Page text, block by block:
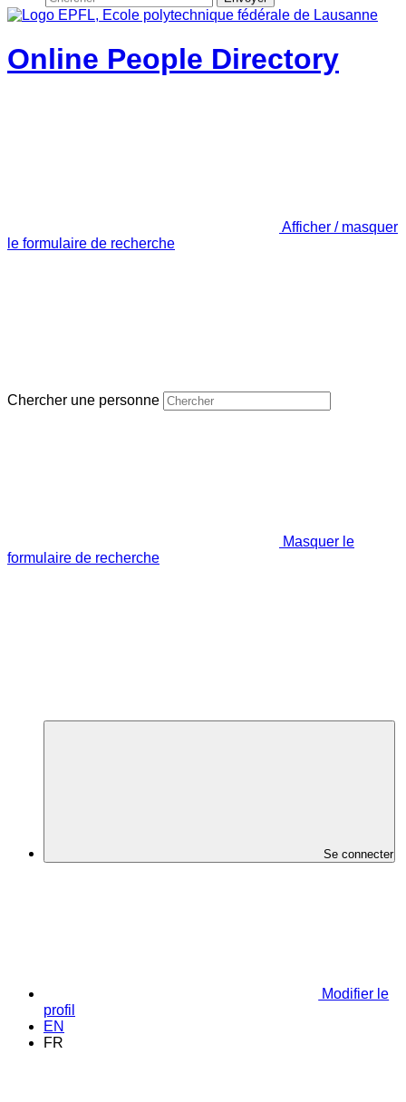
Online People Directory
Afficher / masquer
le formulaire de recherche
Chercher une personne
Masquer le
formulaire de recherche
Se connecter
Modifier le
profil
EN
FR